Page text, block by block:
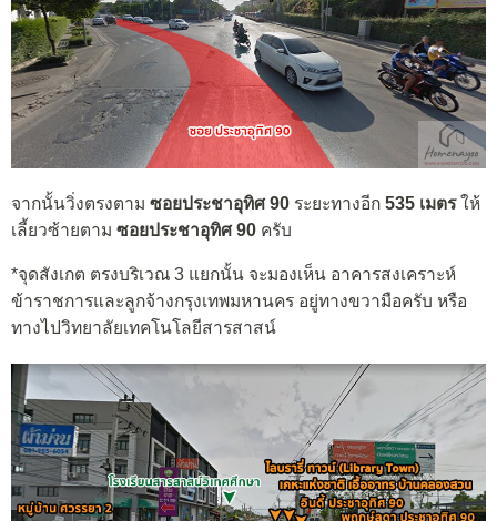
จากนั้นวิ่งตรงตาม ซอยประชาอุทิศ 90 ระยะทางอีก 535 เมตรให้
เลี้ยวซ้ายตาม ซอยประชาอุทิศ 90 ครับ
*จุดสังเกต ตรงบริเวณ 3 แยกนั้น จะมองเห็น อาคารสงเคราะห์
ข้าราชการและลูกจ้างกรุงเทพมหานคร อยู่ทางขวามือครับ หรือ
ทางไปวิทยาลัยเทคโนโลยีสารสาสน์